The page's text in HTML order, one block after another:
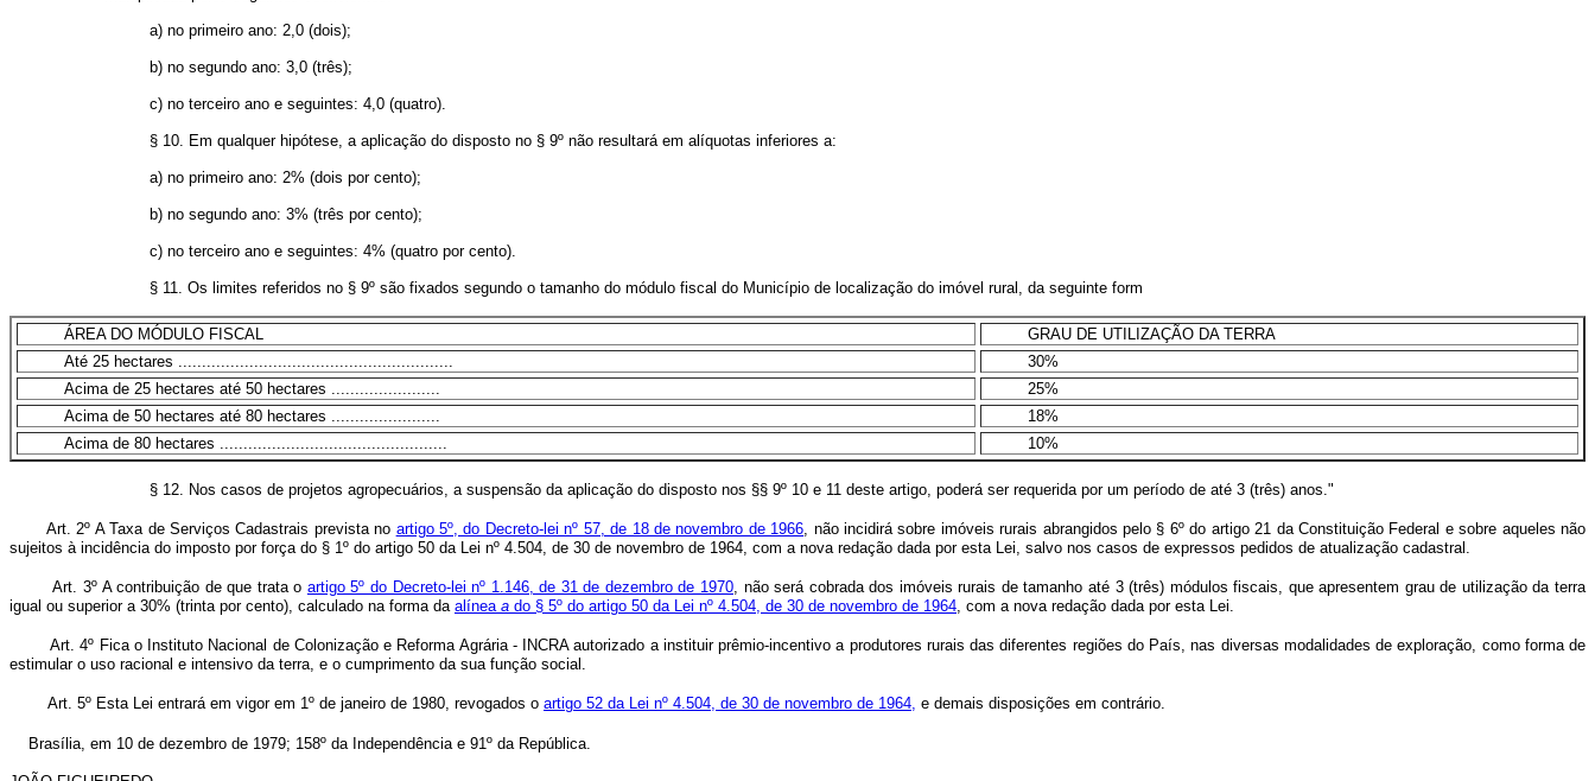
a) no primeiro ano: 2,0 (dois);
b) no segundo ano: 3,0 (três);
c) no terceiro ano e seguintes: 4,0 (quatro).
§ 10. Em qualquer hipótese, a aplicação do disposto no § 9º não resultará em alíquotas inferiores a:
a) no primeiro ano: 2% (dois por cento);
b) no segundo ano: 3% (três por cento);
c) no terceiro ano e seguintes: 4% (quatro por cento).
§ 11. Os limites referidos no § 9º são fixados segundo o tamanho do módulo fiscal do Município de localização do imóvel rural, da seguinte form
ÁREA DO MÓDULO FISCAL
GRAU DE UTILIZAÇÃO DA TERRA
Até 25 hectares ..........................................................
30%
Acima de 25 hectares até 50 hectares .......................
25%
Acima de 50 hectares até 80 hectares .......................
18%
Acima de 80 hectares ................................................
10%
§ 12. Nos casos de projetos agropecuários, a suspensão da aplicação do disposto nos §§ 9º 10 e 11 deste artigo, poderá ser requerida por um período de até 3 (três) anos."
Art. 2º A Taxa de Serviços Cadastrais prevista no artigo 5º, do Decreto-lei nº 57, de 18 de novembro de 1966, não incidirá sobre imóveis rurais abrangidos pelo § 6º do artigo 21 da Constituição Federal e sobre aqueles não
sujeitos à incidência do imposto por força do § 1º do artigo 50 da Lei nº 4.504, de 30 de novembro de 1964, com a nova redação dada por esta Lei, salvo nos casos de expressos pedidos de atualização cadastral.
Art. 3º A contribuição de que trata o artigo 5º do Decreto-lei nº 1.146, de 31 de dezembro de 1970, não será cobrada dos imóveis rurais de tamanho até 3 (três) módulos fiscais, que apresentem grau de utilização da terra
igual ou superior a 30% (trinta por cento), calculado na forma da alínea a do § 5º do artigo 50 da Lei nº 4.504, de 30 de novembro de 1964, com a nova redação dada por esta Lei.
Art. 4º Fica o Instituto Nacional de Colonização e Reforma Agrária - INCRA autorizado a instituir prêmio-incentivo a produtores rurais das diferentes regiões do País, nas diversas modalidades de exploração, como forma de
estimular o uso racional e intensivo da terra, e o cumprimento da sua função social.
Art. 5º Esta Lei entrará em vigor em 1º de janeiro de 1980, revogados o artigo 52 da Lei nº 4.504, de 30 de novembro de 1964, e demais disposições em contrário.
Brasília, em 10 de dezembro de 1979; 158º da Independência e 91º da República.